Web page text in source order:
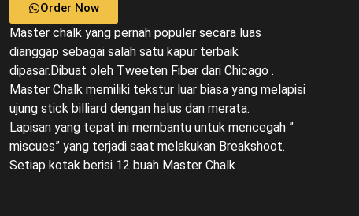
Order Now
Master chalk yang pernah populer secara luas
dianggap sebagai salah satu kapur terbaik
dipasar.Dibuat oleh Tweeten Fiber dari Chicago .
Master Chalk memiliki tekstur luar biasa yang melapisi
ujung stick billiard dengan halus dan merata.
Lapisan yang tepat ini membantu untuk mencegah ”
miscues” yang terjadi saat melakukan Breakshoot.
Setiap kotak berisi 12 buah Master Chalk